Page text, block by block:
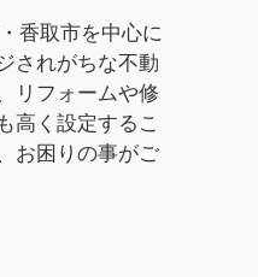
香取市を中心に
されがちな不動
リフォームや修
高く設定するこ
お困りの事がご